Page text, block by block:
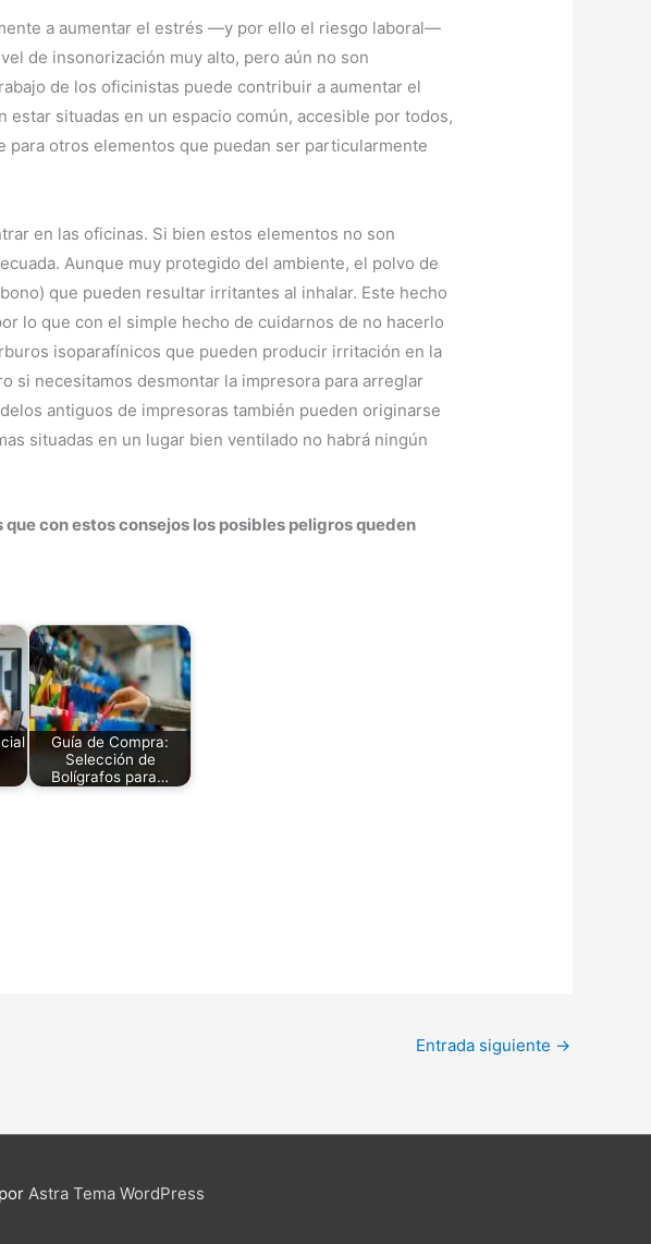
a aumentar el estrés —y por ello el riesgo laboral—
de insonorización muy alto, pero aún no son
de los oficinistas puede contribuir a aumentar el
situadas en un espacio común, accesible por todos,
para otros elementos que puedan ser particularmente
en las oficinas. Si bien estos elementos no son
Aunque muy protegido del ambiente, el polvo de
que pueden resultar irritantes al inhalar. Este hecho
lo que con el simple hecho de cuidarnos de no hacerlo
isoparafínicos que pueden producir irritación en la
si necesitamos desmontar la impresora para arreglar
antiguos de impresoras también pueden originarse
situadas en un lugar bien ventilado no habrá ningún
con estos consejos los posibles peligros queden
Guía de Compra:
Selección de
Bolígrafos para…
Entrada siguiente →
Astra Tema WordPress